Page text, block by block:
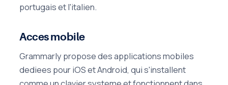
portugais et l'italien.
Acces mobile
Grammarly propose des applications mobiles
dediees pour iOS et Android, qui s'installent